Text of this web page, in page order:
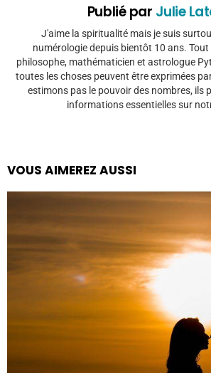
Publié par Julie
J'aime la spiritualité mais je suis
numérologie depuis bientôt 10 ans. Tout
philosophe, mathématicien et astrologue
toutes les choses peuvent être exprimées
estimons pas le pouvoir des nombres, ils
informations essentielles sur
VOUS AIMEREZ AUSSI